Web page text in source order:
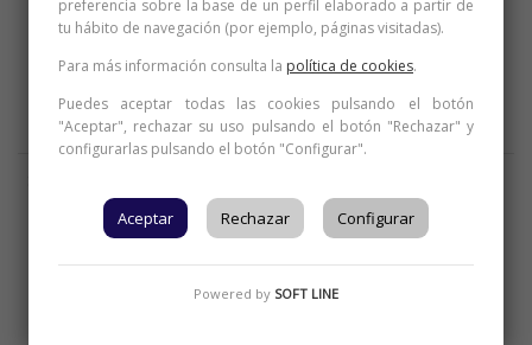
ESCRIBA Y BUSQUE LO DESEADO
Cod. Producto: 000786 Cod. Producto: 000802
preferencia sobre la base de un perfil elaborado a partir de
tu hábito de navegación (por ejemplo, páginas visitadas).
Para más información consulta la política de cookies.
Puedes aceptar todas las cookies pulsando el botón
"Aceptar", rechazar su uso pulsando el botón "Rechazar" y
configurarlas pulsando el botón "Configurar".
Aceptar Rechazar Configurar
Powered by SOFT LINE